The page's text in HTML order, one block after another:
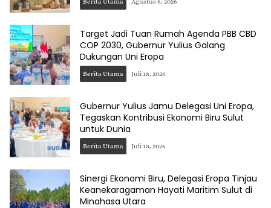
Target Jadi Tuan Rumah Agenda PBB CBD
COP 2030, Gubernur Yulius Galang
Dukungan Uni Eropa
Berita Utama Juli 18, 2026
Gubernur Yulius Jamu Delegasi Uni Eropa,
Tegaskan Kontribusi Ekonomi Biru Sulut
untuk Dunia
Berita Utama Juli 18, 2026
Sinergi Ekonomi Biru, Delegasi Eropa Tinjau
Keanekaragaman Hayati Maritim Sulut di
Minahasa Utara